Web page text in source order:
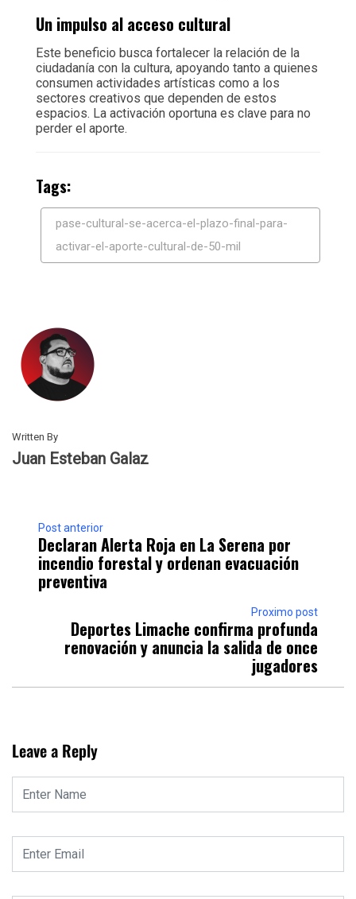
Un impulso al acceso cultural
Este beneficio busca fortalecer la relación de la
ciudadanía con la cultura, apoyando tanto a quienes
consumen actividades artísticas como a los
sectores creativos que dependen de estos
espacios. La activación oportuna es clave para no
perder el aporte.
Tags:
pase-cultural-se-acerca-el-plazo-final-para-
activar-el-aporte-cultural-de-50-mil
Written By
Juan Esteban Galaz
Post anterior
Declaran Alerta Roja en La Serena por
incendio forestal y ordenan evacuación
preventiva
Proximo post
Deportes Limache confirma profunda
renovación y anuncia la salida de once
jugadores
Leave a Reply